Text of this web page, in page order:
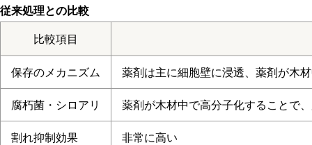
従来処理との比較
比較項目
保存のメカニズム 薬剤は主に細胞壁に浸透、薬剤が木
腐朽菌・シロアリ 薬剤が木材中で高分子化することで
割れ抑制効果 非常に高い